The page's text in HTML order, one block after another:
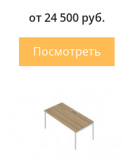
от 24 500 руб.